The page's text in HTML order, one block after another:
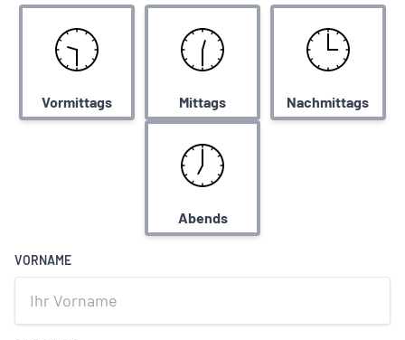
Vormittags Mittags Nachmittags
Abends
VORNAME